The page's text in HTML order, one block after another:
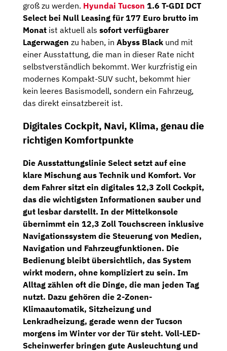
groß zu werden. Hyundai Tucson 1.6 T-GDI DCT
Select bei Null Leasing für 177 Euro brutto im
Monat ist aktuell als sofort verfügbarer
Lagerwagen zu haben, in Abyss Black und mit
einer Ausstattung, die man in dieser Rate nicht
selbstverständlich bekommt. Wer kurzfristig ein
modernes Kompakt-SUV sucht, bekommt hier
kein leeres Basismodell, sondern ein Fahrzeug,
das direkt einsatzbereit ist.
Digitales Cockpit, Navi, Klima, genau die
richtigen Komfortpunkte
Die Ausstattungslinie Select setzt auf eine
klare Mischung aus Technik und Komfort. Vor
dem Fahrer sitzt ein digitales 12,3 Zoll Cockpit,
das die wichtigsten Informationen sauber und
gut lesbar darstellt. In der Mittelkonsole
übernimmt ein 12,3 Zoll Touchscreen inklusive
Navigationssystem die Steuerung von Medien,
Navigation und Fahrzeugfunktionen. Die
Bedienung bleibt übersichtlich, das System
wirkt modern, ohne kompliziert zu sein. Im
Alltag zählen oft die Dinge, die man jeden Tag
nutzt. Dazu gehören die 2-Zonen-
Klimaautomatik, Sitzheizung und
Lenkradheizung, gerade wenn der Tucson
morgens im Winter vor der Tür steht. Voll-LED-
Scheinwerferbringen gute Ausleuchtung und